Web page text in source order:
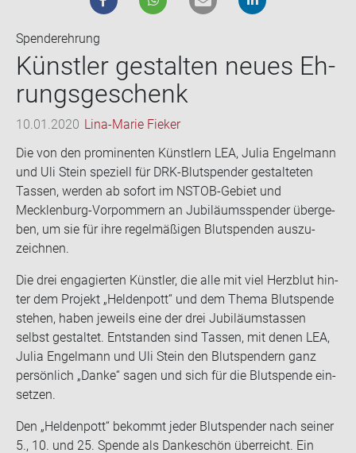
Spenderehrung
Künst­ler ge­stal­ten neues Eh­
rungs­ge­schenk
10.01.2020 Lina-Marie Fieker
Die von den pro­mi­nen­ten Künst­lern LEA, Julia En­gel­mann
und Uli Stein spe­zi­ell für DRK-​Blutspender ge­stal­te­ten
Tas­sen, wer­den ab so­fort im NSTOB-​Gebiet und
Mecklenburg-​Vorpommern an Ju­bi­lä­ums­spen­der über­ge­
ben, um sie für ihre re­gel­mä­ßi­gen Blut­spen­den aus­zu­
zeich­nen.
Die drei en­ga­gier­ten Künst­ler, die alle mit viel Herz­blut hin­
ter dem Pro­jekt „Hel­den­pott“ und dem Thema Blut­spen­de
ste­hen, haben je­weils eine der drei Ju­bi­lä­umstas­sen
selbst ge­stal­tet. Ent­stan­den sind Tas­sen, mit denen LEA,
Julia En­gel­mann und Uli Stein den Blut­spen­dern ganz
per­sön­lich „Danke“ sagen und sich für die Blut­spen­de ein­
set­zen.
Den „Hel­den­pott“ be­kommt jeder Blut­spen­der nach sei­ner
5., 10. und 25. Spen­de als Dan­ke­schön über­reicht. Ein